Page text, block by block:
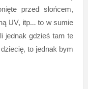
przed słońcem,
UV, itp... to w sumie
jednak gdzieś tam te
to jednak bym